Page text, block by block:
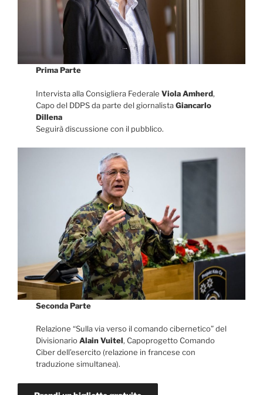
Prima Parte
Intervista alla Consigliera FederaleViola Amherd,
Capo del DDPS da parte del giornalistaGiancarlo
Dillena
Seguirà discussione con il pubblico.
Seconda Parte
Relazione “Sulla via verso il comando cibernetico” del
DivisionarioAlain Vuitel, Capoprogetto Comando
Ciber dell’esercito (relazione in francese con
traduzione simultanea).